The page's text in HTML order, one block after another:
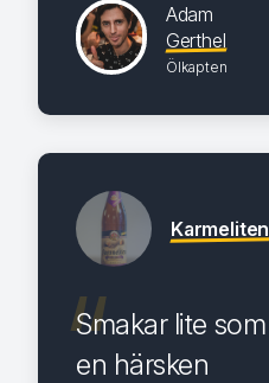
Adam
Gerthel
Ölkapten
Karmeliten
Smakar lite som
en härsken